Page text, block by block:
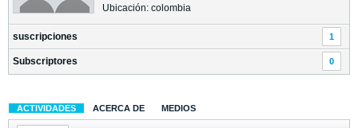
Ubicación: colombia
suscripciones 1
Subscriptores 0
ACTIVIDADES ACERCA DE MEDIOS